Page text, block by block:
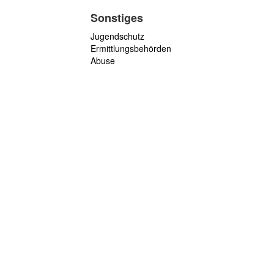
Sonstiges
Jugendschutz
Ermittlungsbehörden
Abuse